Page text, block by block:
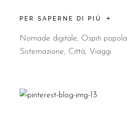
PER SAPERNE DI PIÙ
Nomade digitale, Ospiti
Sistemazione
Città Viaggi